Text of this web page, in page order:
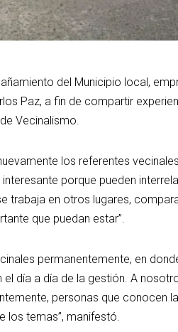
del Municipio local,
Paz, a fin de compartir
Vecinalismo.
los referentes
porque pueden
trabaja en otros lugares,
que puedan estar”.
permanentemente, en
día a día de la gestión. A
personas que conocen
los temas”, manifestó.